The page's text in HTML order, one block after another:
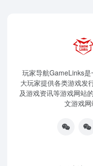
玩家导航GameLinks
大玩家提供各类游戏发
及游戏资讯等游戏网站
文游戏网